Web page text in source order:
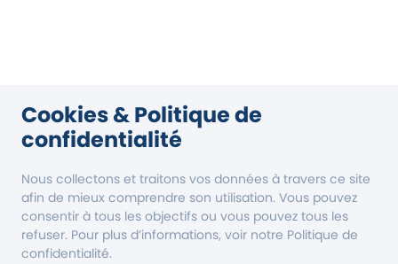
Cookies & Politique de
confidentialité
Nous collectons et traitons vos données à travers ce site
afin de mieux comprendre son utilisation. Vous pouvez
consentir à tous les objectifs ou vous pouvez tous les
refuser. Pour plus d’informations, voir notre Politique de
confidentialité.